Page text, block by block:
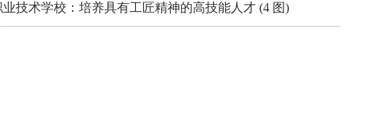
技术学校：培养具有工匠精神的高技能人才 (4 图)